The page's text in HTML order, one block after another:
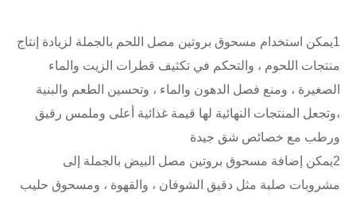
1يمكن استخدام مسحوق بروتين مصل اللحم بالجملة لزيادة إنتاج
منتجات اللحوم ، والتحكم في تكثيف قطرات الزيت والماء
الصغيرة ، ومنع فصل الدهون والماء ، وتحسين الطعم والبنية
،وتجعل المنتجات النهائية لها قيمة غذائية أعلى وملمس رقيق
ورطب مع خصائص شق جيدة
مشروبات صلبة مثل دقيق الشوفان ، والقهوة ، ومسحوق حليب